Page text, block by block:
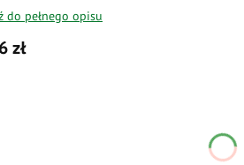
do pełnego opisu
zł